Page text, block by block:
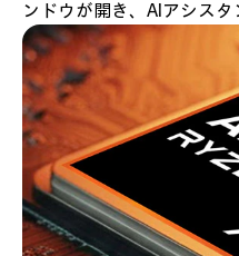
ンドウが開き、AIアシスタ